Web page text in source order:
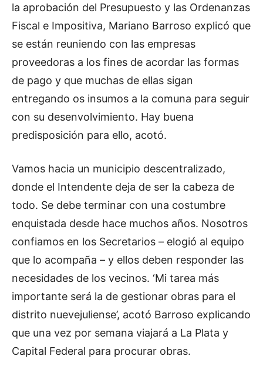
la aprobación del Presupuesto y las Ordenanzas
Fiscal e Impositiva, Mariano Barroso explicó que
se están reuniendo con las empresas
proveedoras a los fines de acordar las formas
de pago y que muchas de ellas sigan
entregando os insumos a la comuna para seguir
con su desenvolvimiento. Hay buena
predisposición para ello, acotó.
Vamos hacia un municipio descentralizado,
donde el Intendente deja de ser la cabeza de
todo. Se debe terminar con una costumbre
enquistada desde hace muchos años. Nosotros
confiamos en los Secretarios – elogió al equipo
que lo acompaña – y ellos deben responder las
necesidades de los vecinos. ‘Mi tarea más
importante será la de gestionar obras para el
distrito nuevejuliense’, acotó Barroso explicando
que una vez por semana viajará a La Plata y
Capital Federal para procurar obras.